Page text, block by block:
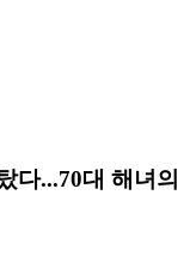
다...70대 해녀의